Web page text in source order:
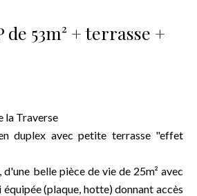
53m² + terrasse +
la Traverse
duplex avec petite terrasse "effet
belle pièce de vie de 25m² avec
(plaque, hotte) donnant accès